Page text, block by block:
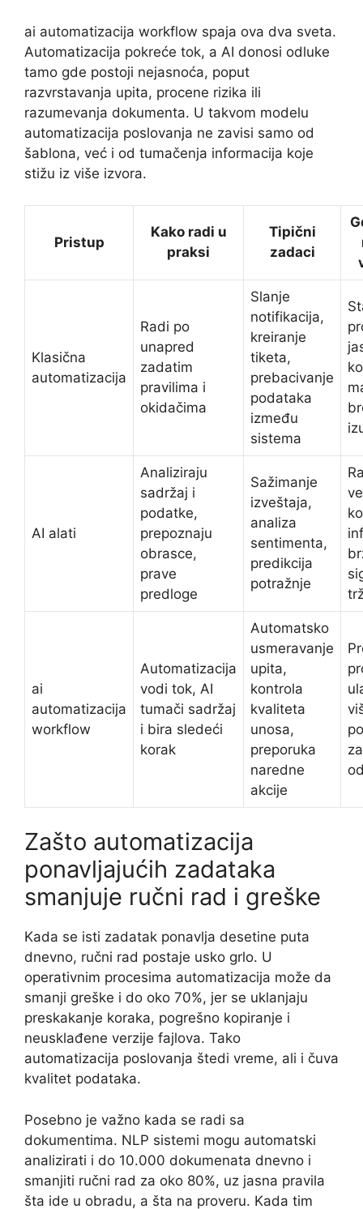
ai automatizacija workflow spaja ova dva sveta.
Automatizacija pokreće tok, a AI donosi odluke
tamo gde postoji nejasnoća, poput
razvrstavanja upita, procene rizika ili
razumevanja dokumenta. U takvom modelu
automatizacija poslovanja ne zavisi samo od
šablona, već i od tumačenja informacija koje
stižu iz više izvora.
Pristup
Kako radi u
praksi
Tipični
zadaci
Klasična
automatizacija
Radi po
unapred
zadatim
pravilima i
okidačima
Slanje
notifikacija,
kreiranje
tiketa,
prebacivanje
podataka
između
sistema
AI alati
Analiziraju
sadržaj i
podatke,
prepoznaju
obrasce,
prave
predloge
Sažimanje
izveštaja,
analiza
sentimenta,
predikcija
potražnje
ai
automatizacija
workflow
Automatizacija
vodi tok, AI
tumači sadržaj
i bira sledeći
korak
Automatsko
usmeravanje
upita,
kontrola
kvaliteta
unosa,
preporuka
naredne
akcije
Zašto automatizacija
ponavljajućih zadataka
smanjuje ručni rad i greške
Kada se isti zadatak ponavlja desetine puta
dnevno, ručni rad postaje usko grlo. U
operativnim procesima automatizacija može da
smanji greške i do oko 70%, jer se uklanjaju
preskakanje koraka, pogrešno kopiranje i
neusklađene verzije fajlova. Tako
automatizacija poslovanja štedi vreme, ali i čuva
kvalitet podataka.
Posebno je važno kada se radi sa
dokumentima. NLP sistemi mogu automatski
analizirati i do 10.000 dokumenata dnevno i
smanjiti ručni rad za oko 80%, uz jasna pravila
šta ide u obradu, a šta na proveru. Kada tim